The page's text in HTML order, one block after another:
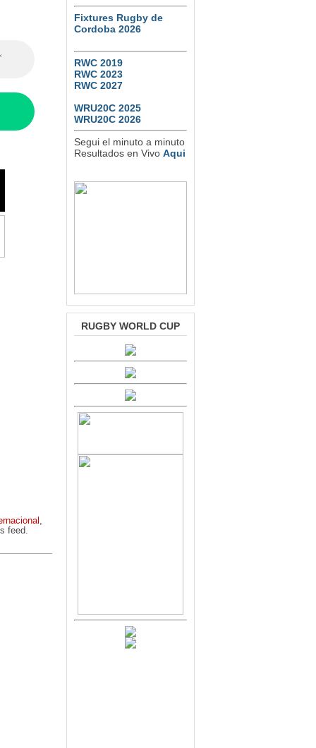
,
feed.
Fixtures Rugby de
Cordoba 2026
RWC 2019
RWC 2023
RWC 2027
WRU20C 2025
WRU20C 2026
Segui el minuto a minuto
Resultados en Vivo Aqui
RUGBY WORLD CUP